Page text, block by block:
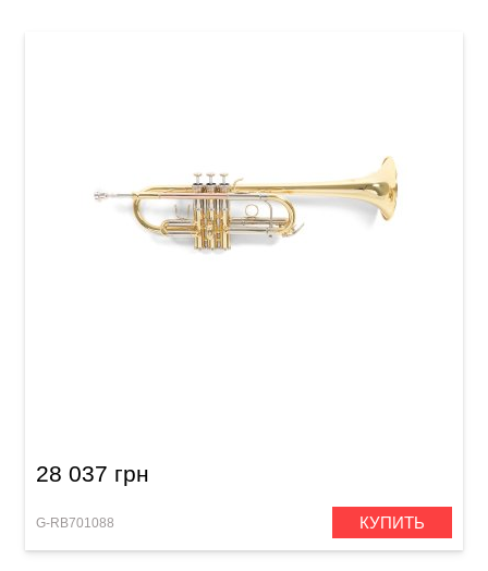
28 037 грн
G-RB701088 КУПИТЬ